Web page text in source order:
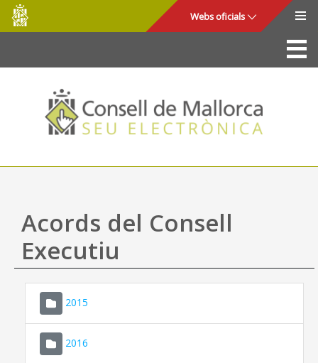
Salta al contingut principal
Consell
de
Mallorca
Webs oficials
La Seu
Consell de Mallorca
Accés i seguretat
Utilitats
Ajuda
Acords del Consell
Executiu
2015
2016